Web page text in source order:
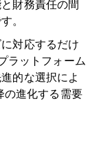
財務責任の間
。
対応するだけ
ラットフォーム
的な選択によ
の進化する需要